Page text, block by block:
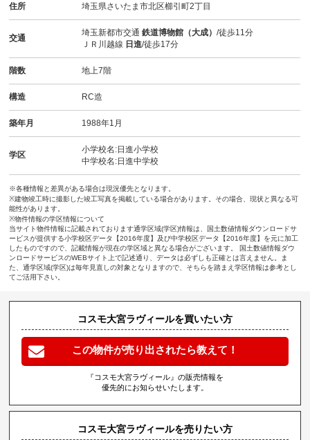
住所 埼玉県さいたま市北区櫛引町2丁目
交通
埼玉新都市交通鉄道博物館（大成）/徒歩11分
ＪＲ川越線 日進/徒歩17分
階数 地上7階
構造 RC造
築年月 1988年1月
学区
小学校名:日進小学校
中学校名:日進中学校
※各種情報と差異がある場合は現況優先となります。
※建物竣工時に撮影した竣工写真を掲載している場合があります。その場合、現状と異なる可
能性があります。
※物件情報の学区情報について
当サイト物件情報に記載されております通学区域(学区)情報は、国土数値情報ダウンロードサ
ービスが提供する小学校区データ【2016年度】及び中学校区データ【2016年度】を元に加工
したものですので、記載情報が現在の学区域と異なる場合がございます。 国土数値情報ダウ
ンロードサービスのWEBサイト上で記述通り、データは必ずしも正確とは言えません。ま
た、通学区域(学区)は毎年見直しの対象となりますので、そちらを踏まえ学区情報は参考とし
てご活用下さい。
コスモ大宮ラヴィールを買いたい方
この物件が売り出されたら教えて！
『コスモ大宮ラヴィール』の販売情報を
優先的にお知らせいたします。
コスモ大宮ラヴィールを売りたい方